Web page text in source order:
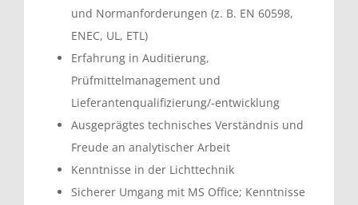
und Normanforderungen (z. B. EN 60598,
ENEC, UL, ETL)
Erfahrung in Auditierung,
Prüfmittelmanagement und
Lieferantenqualifizierung/-entwicklung
Ausgeprägtes technisches Verständnis und
Freude an analytischer Arbeit
Kenntnisse in der Lichttechnik
Sicherer Umgang mit MS Office; Kenntnisse